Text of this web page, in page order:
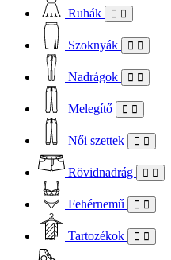
Ruhák
Szoknyák
Nadrágok
Melegítő
Női szettek
Rövidnadrág
Fehérnemű
Tartozékok